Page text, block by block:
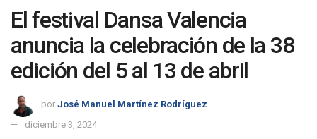
El festival Dansa Valencia
anuncia la celebración de la 38
edición del 5 al 13 de abril
por José Manuel Martínez Rodríguez
diciembre 3, 2024